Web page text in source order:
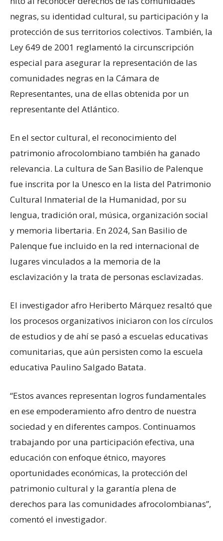
negras, su identidad cultural, su participación y la
protección de sus territorios colectivos. También, la
Ley 649 de 2001 reglamentó la circunscripción
especial para asegurar la representación de las
comunidades negras en la Cámara de
Representantes, una de ellas obtenida por un
representante del Atlántico.
En el sector cultural, el reconocimiento del
patrimonio afrocolombiano también ha ganado
relevancia. La cultura de San Basilio de Palenque
fue inscrita por la Unesco en la lista del Patrimonio
Cultural Inmaterial de la Humanidad, por su
lengua, tradición oral, música, organización social
y memoria libertaria. En 2024, San Basilio de
Palenque fue incluido en la red internacional de
lugares vinculados a la memoria de la
esclavización y la trata de personas esclavizadas.
El investigador afro Heriberto Márquez resaltó que
los procesos organizativos iniciaron con los círculos
de estudios y de ahí se pasó a escuelas educativas
comunitarias, que aún persisten como la escuela
educativa Paulino Salgado Batata.
“Estos avances representan logros fundamentales
en ese empoderamiento afro dentro de nuestra
sociedad y en diferentes campos. Continuamos
trabajando por una participación efectiva, una
educación con enfoque étnico, mayores
oportunidades económicas, la protección del
patrimonio cultural y la garantía plena de
derechos para las comunidades afrocolombianas”,
comentó el investigador.